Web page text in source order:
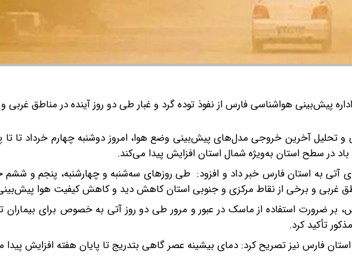
پیش‌بینی هواشناسی فارس از نفوذ توده گرد و غبار طی دو روز آینده در مناطق غربی
و تحلیل آخرین خروجی مدل‌های پیش‌بینی وضع هوا، امروز دوشنبه چهارم خرداد تا تا
در سطح استان به‌ویژه شمال استان افزایش پیدا می‌کند.
آتی به استان فارس خبر داد و افزود: طی روزهای سه‌شنبه و چهارشنبه، پنجم و ششم
غربی و برخی از نقاط مرکزی و جنوبی استان کاهش دید و کاهش کیفیت هوا
بر ضرورت استفاده از ماسک در عبور و مرور طی دو روز آتی به خصوص برای بیماران
تأکید کرد.
فارس نیز تصریح کرد: دمای بیشینه عصر گاهی بتدریج تا پایان هفته افزایش پیدا